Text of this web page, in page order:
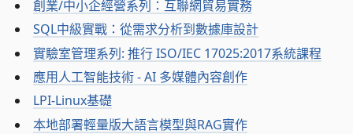
創業/中小企經營系列：互聯網貿易實務
SQL中級實戰：從需求分析到數據庫設計
實驗室管理系列: 推行 ISO/IEC 17025:2017系統課程
應用人工智能技術 - AI 多媒體內容創作
LPI-Linux基礎
本地部署輕量版大語言模型與RAG實作